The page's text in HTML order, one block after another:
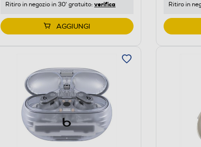
Ritiro in negozio in 30' gratuito: verifica
AGGIUNGI
Ritiro in